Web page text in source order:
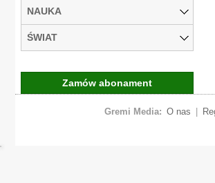
NAUKA
ŚWIAT
Zamów abonament
Gremi Media: O nas